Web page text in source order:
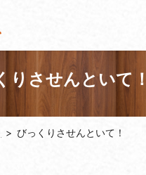
りさせんといて！
びっくりさせんといて！